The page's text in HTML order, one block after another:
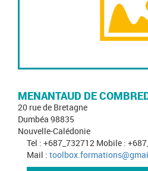
MENANTAUD DE
20 rue de Bretagne
Dumbéa 98835
Nouvelle-Calédonie
Tel : +687_732712 Mobile :
Mail :